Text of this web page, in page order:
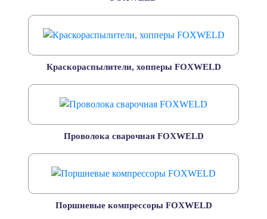
Краскораспылители, хопперы FOXWELD
Проволока сварочная FOXWELD
Поршневые компрессоры FOXWELD